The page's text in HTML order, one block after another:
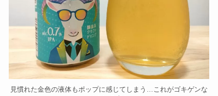
見慣れた金色の液体もポップに感じてしまう…これがゴキゲンな